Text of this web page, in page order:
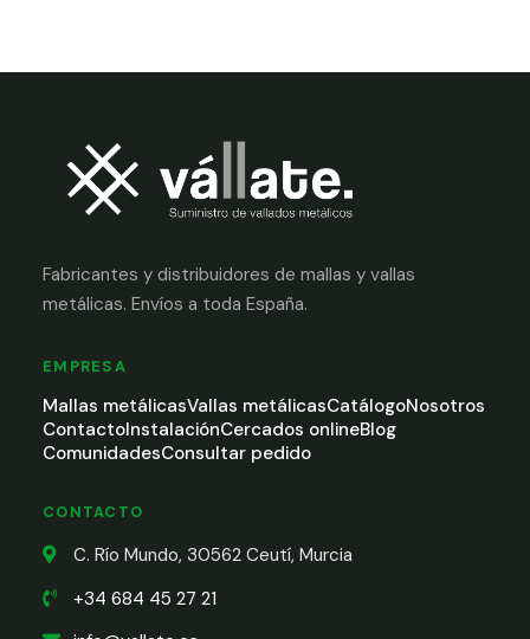
Fabricantes y distribuidores de mallas y vallas
metálicas. Envíos a toda España.
EMPRESA
Mallas metálicasVallas metálicasCatálogoNosotros
ContactoInstalaciónCercados onlineBlog
ComunidadesConsultar pedido
CONTACTO
C. Río Mundo, 30562 Ceutí, Murcia
+34 684 45 27 21